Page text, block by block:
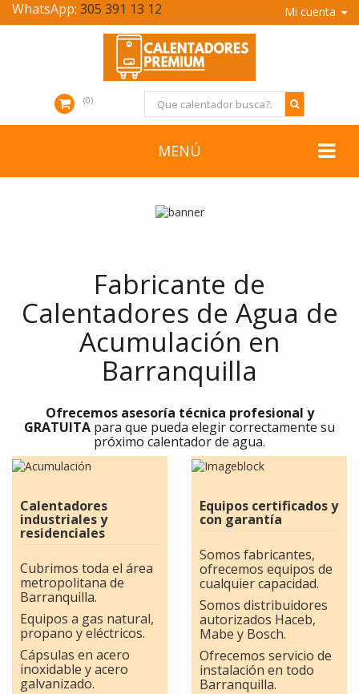
Mi cuenta
WhatsApp: 305 391 13 12
0
MENÚ
Fabricante de
Calentadores de Agua de
Acumulación en
Barranquilla
Ofrecemos asesoría técnica profesional y
GRATUITA para que pueda elegir correctamente su
próximo calentador de agua.
Calentadores
industriales y
residenciales
Cubrimos toda el área
metropolitana de
Barranquilla.
Equipos a gas natural,
propano y eléctricos.
Cápsulas en acero
inoxidable y acero
galvanizado.
Equipos certificados y
con garantía
Somos fabricantes,
ofrecemos equipos de
cualquier capacidad.
Somos distribuidores
autorizados Haceb,
Mabe y Bosch.
Ofrecemos servicio de
instalación en todo
Barranquilla.